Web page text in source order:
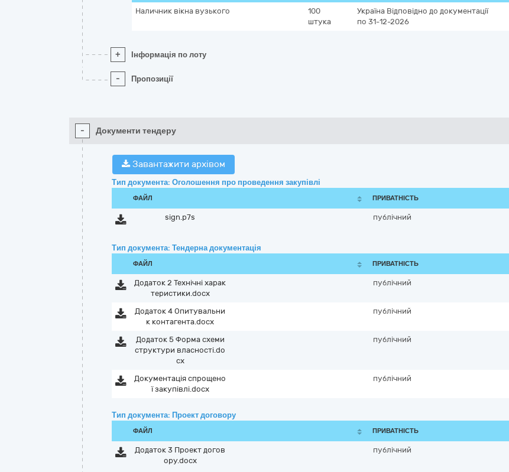
Наличник вікна вузького
100
штука
Україна Відповідно до документації
по 31-12-2026
+ Інформація по лоту
- Пропозиції
- Документи тендеру
Завантажити архівом
Тип документа: Оголошення про проведення закупівлі
ФАЙЛ ПРИВАТНІСТЬ
sign.p7s публічний
Тип документа: Тендерна документація
ФАЙЛ ПРИВАТНІСТЬ
Додаток 2 Технічні харак
теристики.docx
публічний
Додаток 4 Опитувальни
к контагента.docx
публічний
Додаток 5 Форма схеми
структури власності.do
cx
публічний
Документація спрощено
ї закупівлі.docx
публічний
Тип документа: Проект договору
ФАЙЛ ПРИВАТНІСТЬ
Додаток 3 Проект догов
ору.docx
публічний